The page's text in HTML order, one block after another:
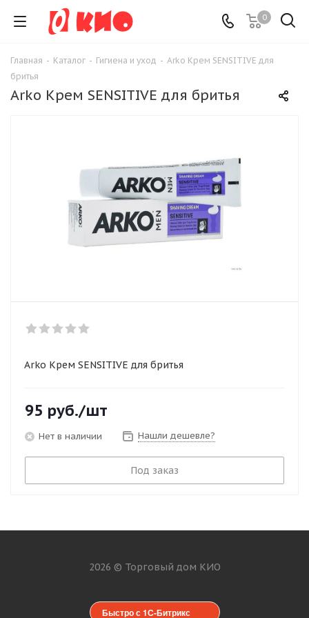
0
Главная - Каталог - Гигиена и уход - Arko Крем SENSITIVE для
бритья
Arko Крем SENSITIVE для бритья
Arko Крем SENSITIVE для бритья
95 руб./шт
Нет в наличии Нашли дешевле?
Под заказ
2026 © Торговый дом КИО
Быстро с 1С-Битрикс